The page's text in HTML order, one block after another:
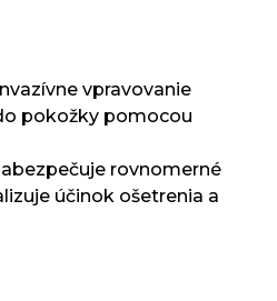
vpravovanie
pokožky pomocou
rovnomerné
účinok ošetrenia a